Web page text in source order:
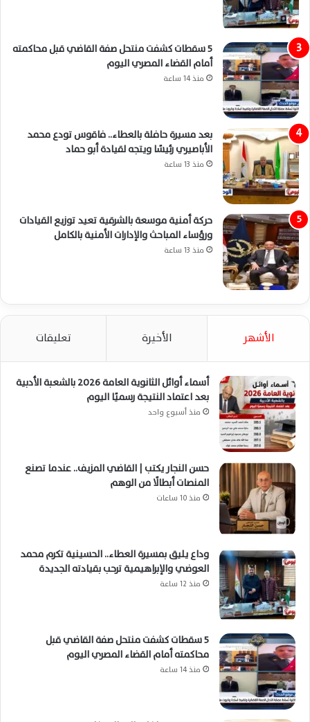
5 سقطات كشفت منتحل صفة القاضي قبل محاكمته
أمام القضاء المصري اليوم
منذ 14 ساعة
بعد مسيرة حافلة بالعطاء.. فاقوس تودع محمد
الأباصيري رئيسًا ويتجه لقيادة أبو حماد
منذ 13 ساعة
حركة أمنية موسعة بالشرقية تعيد توزيع القيادات
ورؤساء المباحث والإدارات الأمنية بالكامل
منذ 13 ساعة
الأشهر الأخيرة تعليقات
أسماء أوائل الثانوية العامة 2026 بالشعبة الأدبية
بعد اعتماد النتيجة رسميًا اليوم
منذ أسبوع واحد
حسن النجار يكتب | القاضي المزيف.. عندما تصنع
المنصات أبطالًا من الوهم
منذ 10 ساعات
وداع يليق بمسيرة العطاء.. الحسينية تكرم محمد
العوضي والإبراهيمية ترحب بقيادته الجديدة
منذ 12 ساعة
5 سقطات كشفت منتحل صفة القاضي قبل
محاكمته أمام القضاء المصري اليوم
منذ 14 ساعة